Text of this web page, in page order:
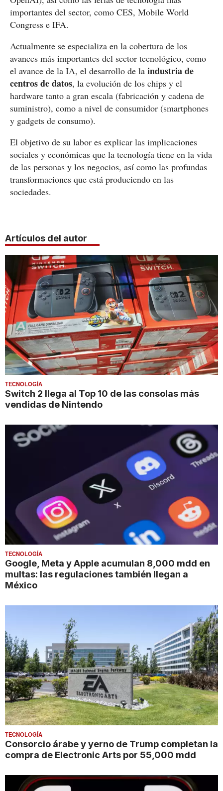
importantes del sector, como CES, Mobile World
Congress e IFA.
Actualmente se especializa en la cobertura de los
avances más importantes del sector tecnológico, como
el avance de la IA, el desarrollo de la industria de
centros de datos, la evolución de los chips y el
hardware tanto a gran escala (fabricación y cadena de
suministro), como a nivel de consumidor (smartphones
y gadgets de consumo).
El objetivo de su labor es explicar las implicaciones
sociales y económicas que la tecnología tiene en la vida
de las personas y los negocios, así como las profundas
transformaciones que está produciendo en las
sociedades.
Artículos del autor
TECNOLOGÍA
Switch 2 llega al Top 10 de las consolas más
vendidas de Nintendo
TECNOLOGÍA
Google, Meta y Apple acumulan 8,000 mdd en
multas: las regulaciones también llegan a
México
TECNOLOGÍA
Consorcio árabe y yerno de Trump completan la
compra de Electronic Arts por 55,000 mdd